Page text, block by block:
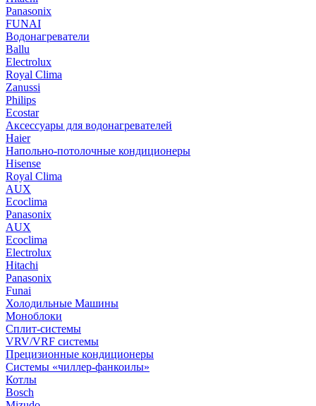
Panasonix
FUNAI
Водонагреватели
Ballu
Electrolux
Royal Clima
Zanussi
Philips
Ecostar
Аксессуары для водонагревателей
Haier
Напольно-потолочные кондиционеры
Hisense
Royal Clima
AUX
Ecoclima
Panasonix
AUX
Ecoclima
Electrolux
Hitachi
Panasonix
Funai
Холодильные Машины
Моноблоки
Сплит-системы
VRV/VRF системы
Прецизионные кондиционеры
Системы «чиллер-фанкоилы»
Котлы
Bosch